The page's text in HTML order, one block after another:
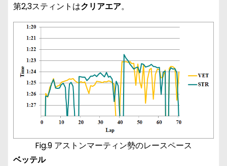
第2,3スティントはクリアエア。
Fig.9 アストンマーティン勢のレースペース
ベッテル